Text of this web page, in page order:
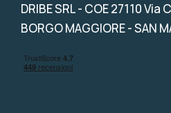
DRIBE SRL- COE 27110 Via
BORGO MAGGIORE - SAN